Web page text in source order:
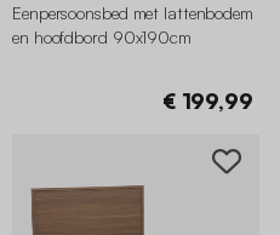
Eenpersoonsbed met lattenbodem
en hoofdbord 90x190cm
€ 199,99